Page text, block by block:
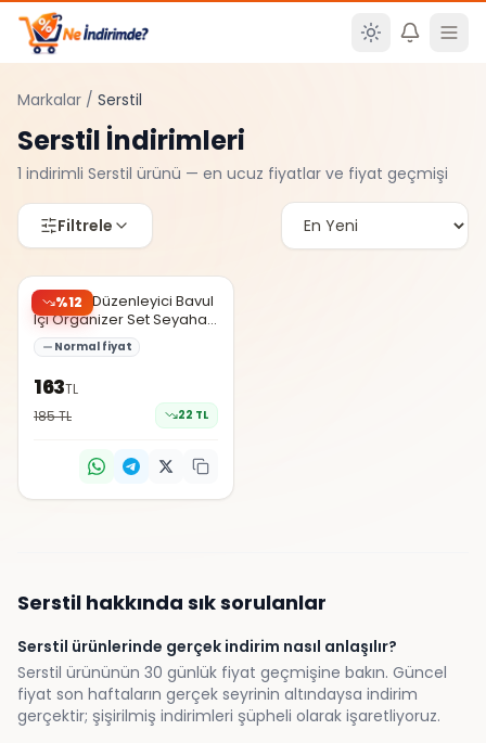
Ana içeriğe atla
Markalar / Serstil
Serstil İndirimleri
1 indirimli Serstil ürünü — en ucuz fiyatlar ve fiyat geçmişi
Filtrele
%12
6'lı Valiz Düzenleyici Bavul
Içi Organizer Set Seyahat
Hurcu Gri Puantiyeli
Normal fiyat
163TL
185TL 22 TL
Serstil hakkında sık sorulanlar
Serstil ürünlerinde gerçek indirim nasıl anlaşılır?
Serstil ürününün 30 günlük fiyat geçmişine bakın. Güncel
fiyat son haftaların gerçek seyrinin altındaysa indirim
gerçektir; şişirilmiş indirimleri şüpheli olarak işaretliyoruz.